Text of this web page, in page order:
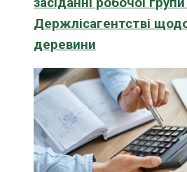
Держлісагентстві
деревини